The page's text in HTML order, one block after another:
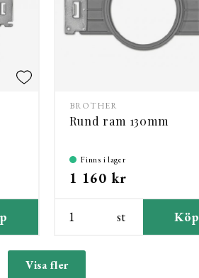
BROTHER
Rund ram 130mm
Finns i lager
1 160 kr
st Köp
Visa fler